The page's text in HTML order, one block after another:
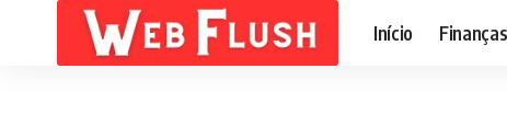
Início Finanças